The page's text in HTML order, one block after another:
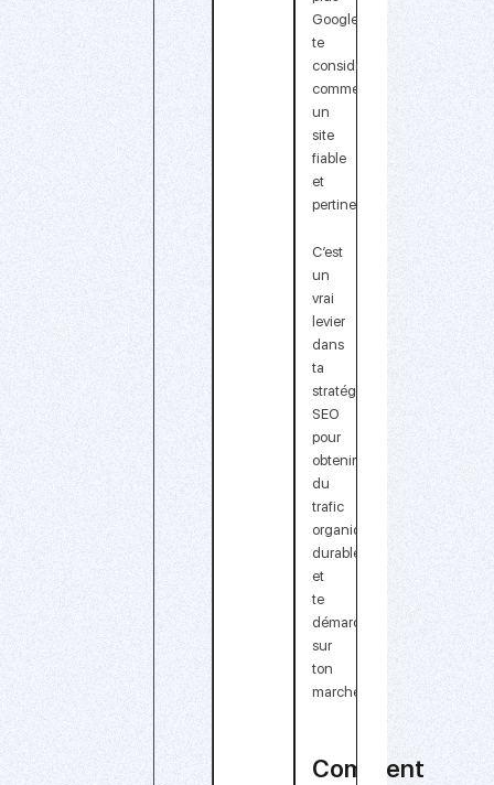
Google
te
considère
comme
un
site
fiable
et
pertinent.
C’est
un
vrai
levier
dans
ta
stratégie
SEO
pour
obtenir
du
trafic
organique
durable
et
te
démarquer
sur
ton
marché.
Comment